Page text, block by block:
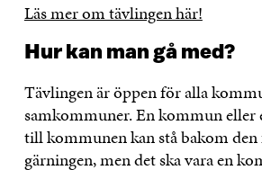
Läs mer om tävlingen här!
Hur kan man gå med?
Tävlingen är öppen för alla
samkommuner. En kommun eller
till kommunen kan stå bakom den
gärningen, men det ska vara en